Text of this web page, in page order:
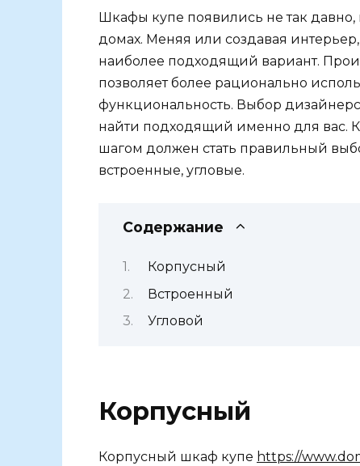
Шкафы купе появились не так давно,
домах. Меняя или создавая
наиболее подходящий вариант.
позволяет более рационально
функциональность. Выбор
найти подходящий именно для вас.
шагом должен стать правильный
встроенные, угловые.
Содержание
Корпусный
Встроенный
Угловой
Корпусный
Корпусный шкаф купе https://